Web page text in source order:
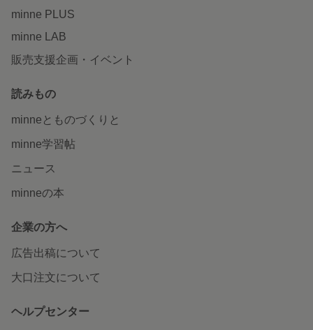
minne PLUS
minne LAB
販売支援企画・イベント
読みもの
minneとものづくりと
minne学習帖
ニュース
minneの本
企業の方へ
広告出稿について
大口注文について
ヘルプセンター